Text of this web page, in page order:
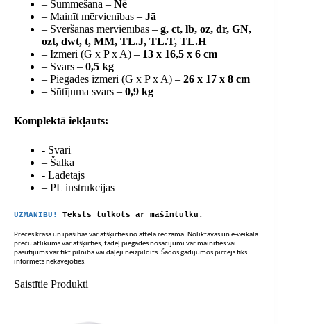
– Summēšana – Nē
– Mainīt mērvienības – Jā
– Svēršanas mērvienības – g, ct, lb, oz, dr, GN,
ozt, dwt, t, MM, TL.J, TL.T, TL.H
– Izmēri (G x P x A) – 13 x 16,5 x 6 cm
– Svars – 0,5 kg
– Piegādes izmēri (G x P x A) – 26 x 17 x 8 cm
– Sūtījuma svars – 0,9 kg
Komplektā iekļauts:
- Svari
– Šalka
- Lādētājs
– PL instrukcijas
UZMANĪBU! Teksts tulkots ar mašīntulku.
Preces krāsa un īpašības var atšķirties no attēlā redzamā. Noliktavas un e-veikala
preču atlikums var atšķirties, tādēļ piegādes nosacījumi var mainīties vai
pasūtījums var tikt pilnībā vai daļēji neizpildīts. Šādos gadījumos pircējs tiks
informēts nekavējoties.
Saistītie Produkti